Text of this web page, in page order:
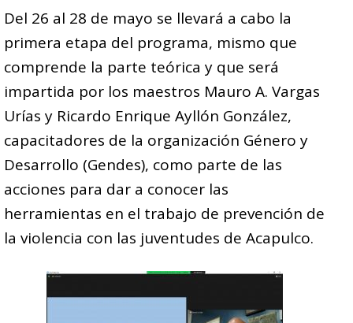
Del 26 al 28 de mayo se llevará a cabo la
primera etapa del programa, mismo que
comprende la parte teórica y que será
impartida por los maestros Mauro A. Vargas
Urías y Ricardo Enrique Ayllón González,
capacitadores de la organización Género y
Desarrollo (Gendes), como parte de las
acciones para dar a conocer las
herramientas en el trabajo de prevención de
la violencia con las juventudes de Acapulco.